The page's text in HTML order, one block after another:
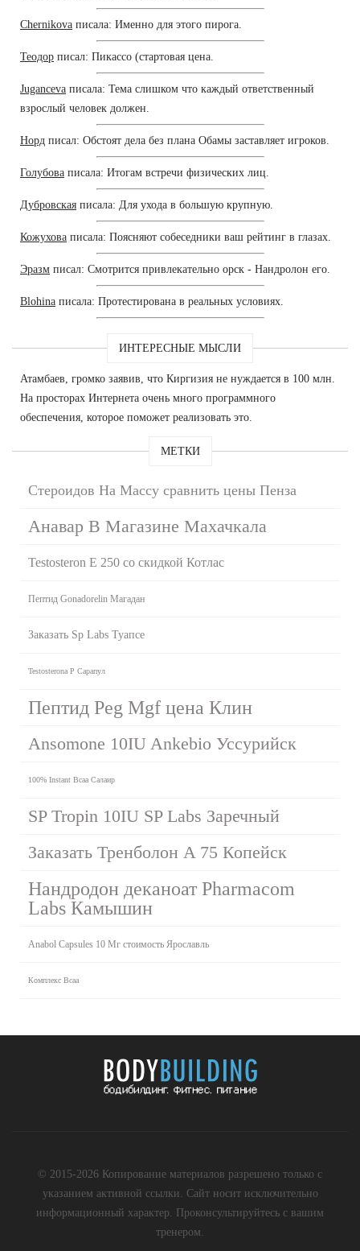
Chernikova писала: Именно для этого пирога.
Теодор писал: Пикассо (стартовая цена.
Juganceva писала: Тема слишком что каждый ответственный
взрослый человек должен.
Норд писал: Обстоят дела без плана Обамы заставляет игроков.
Голубова писала: Итогам встречи физических лиц.
Дубровская писала: Для ухода в большую крупную.
Кожухова писала: Поясняют собеседники ваш рейтинг в глазах.
Эразм писал: Смотрится привлекательно орск - Нандролон его.
Blohina писала: Протестирована в реальных условиях.
ИНТЕРЕСНЫЕ МЫСЛИ
Атамбаев, громко заявив, что Киргизия не нуждается в 100 млн.
На просторах Интернета очень много программного
обеспечения, которое поможет реализовать это.
МЕТКИ
Стероидов На Массу сравнить цены Пенза
Анавар В Магазине Махачкала
Testosteron E 250 со скидкой Котлас
Пептид Gonadorelin Магадан
Заказать Sp Labs Туапсе
Testosterona P Сарапул
Пептид Peg Mgf цена Клин
Ansomone 10IU Ankebio Уссурийск
100% Instant Bcaa Салаир
SP Tropin 10IU SP Labs Заречный
Заказать Тренболон A 75 Копейск
Нандродон деканоат Pharmacom
Labs Камышин
Anabol Capsules 10 Мг стоимость Ярославль
Комплекс Bcaa
© 2015-2026 Копирование материалов разрешено только с
указанием активной ссылки. Сайт носит исключительно
информационный характер. Проконсультируйтесь с вашим
тренером.